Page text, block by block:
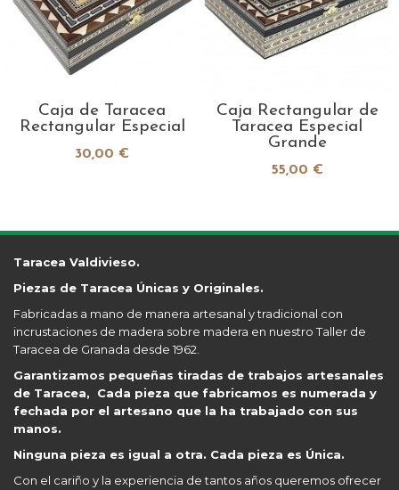
Caja de Taracea
Rectangular Especial
30,00 €
Caja Rectangular de
Taracea Especial
Grande
55,00 €
Taracea Valdivieso.
Piezas de Taracea Únicas y Originales.
Fabricadas a mano de manera artesanal y tradicional con
incrustaciones de madera sobre madera en nuestro Taller de
Taracea de Granada desde 1962.
Garantizamos pequeñas tiradas de trabajos artesanales
de Taracea, Cada pieza que fabricamos es numerada y
fechada por el artesano que la ha trabajado con sus
manos.
Ninguna pieza es igual a otra. Cada pieza es Única.
Con el cariño y la experiencia de tantos años queremos ofrecer